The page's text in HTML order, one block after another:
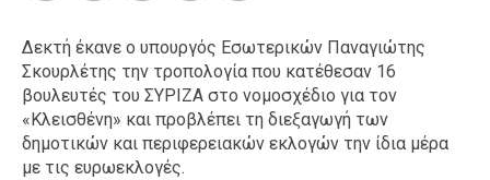
LIFE
Food
Body+Mind
Δεκτή έκανε ο υπουργός Εσωτερικών Παναγιώτης
Σκουρλέτης την τροπολογία που κατέθεσαν 16
βουλευτές του ΣΥΡΙΖΑ στο νομοσχέδιο για τον
«Κλεισθένη» και προβλέπει τη διεξαγωγή των
δημοτικών και περιφερειακών εκλογών την ίδια μέρα
με τις ευρωεκλογές.